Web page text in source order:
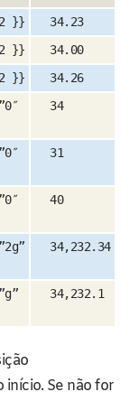
}}
34.23
}}
34.00
}}
34.26
34
31
40
34,232.34
34,232.1
Se não for